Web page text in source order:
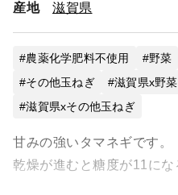
産地 滋賀県
農薬化学肥料不使用 野菜
その他玉ねぎ
滋賀県x野菜
滋賀県xその他玉ねぎ
甘みの強いタマネギです。
乾燥が進むと糖度が11にな